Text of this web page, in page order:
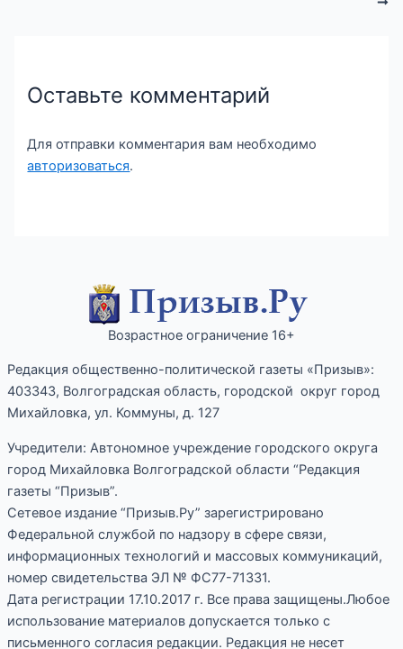
Оставьте комментарий
Для отправки комментария вам необходимо
авторизоваться.
Возрастное ограничение 16+
Редакция общественно-политической газеты «Призыв»:
403343, Волгоградская область, городской округ город
Михайловка, ул. Коммуны, д. 127
Учредители: Автономное учреждение городского округа
город Михайловка Волгоградской области “Редакция
газеты “Призыв”.
Сетевое издание “Призыв.Ру” зарегистрировано
Федеральной службой по надзору в сфере связи,
информационных технологий и массовых коммуникаций,
номер свидетельства ЭЛ № ФС77-71331.
Дата регистрации 17.10.2017 г. Все права защищены.Любое
использование материалов допускается только с
письменного согласия редакции. Редакция не несет